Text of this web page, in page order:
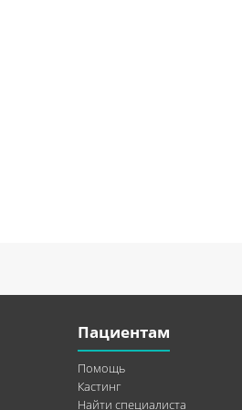
Пациентам
Помощь
Кастинг
Найти специалиста